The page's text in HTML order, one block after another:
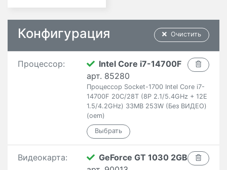
Очистить
Конфигурация
Процессор:
Intel Core i7-14700F
арт. 85280
Процессор Socket-1700 Intel Core i7-
14700F 20C/28T (8P 2.1/5.4GHz + 12E
1.5/4.2GHz) 33MB 253W (Без ВИДЕО)
(oem)
Видеокарта:
GeForce GT 1030 2GB